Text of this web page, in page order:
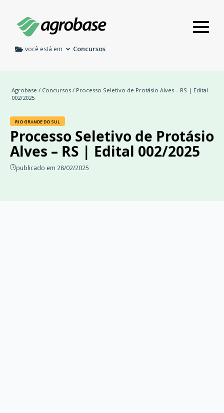
você está em Concursos
Agrobase / Concursos / Processo Seletivo de Protásio Alves – RS | Edital
002/2025
RIO GRANDE DO SUL
Processo Seletivo de Protásio
Alves – RS | Edital 002/2025
publicado em 28/02/2025